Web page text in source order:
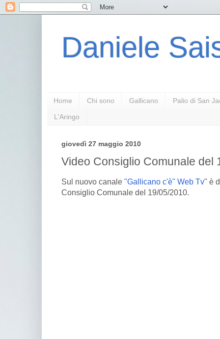
Daniele
Home Chi sono Gallicano Palio di San
L'Aringo
giovedì 27 maggio 2010
Video Consiglio Comunale del
Sul nuovo canale "Gallicano c'è" Web Tv" è
Consiglio Comunale del 19/05/2010.